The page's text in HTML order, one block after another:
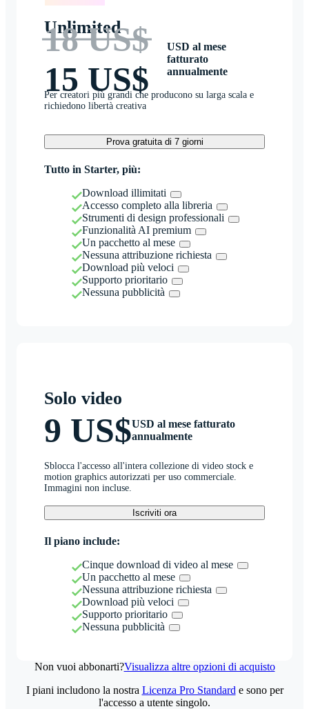
Unlimited
18 US$
15 US$
USD al mese
fatturato
annualmente
Per creatori più grandi che producono su larga scala e
richiedono libertà creativa
Prova gratuita di 7 giorni
Tutto in Starter, più:
Download illimitati
Accesso completo alla libreria
Strumenti di design professionali
Funzionalità AI premium
Un pacchetto al mese
Nessuna attribuzione richiesta
Download più veloci
Supporto prioritario
Nessuna pubblicità
Solo video
9 US$USD al mese fatturato
annualmente
Sblocca l'accesso all'intera collezione di video stock e
motion graphics autorizzati per uso commerciale.
Immagini non incluse.
Iscriviti ora
Il piano include:
Cinque download di video al mese
Un pacchetto al mese
Nessuna attribuzione richiesta
Download più veloci
Supporto prioritario
Nessuna pubblicità
Non vuoi abbonarti?Visualizza altre opzioni di acquisto
I piani includono la nostra Licenza Pro Standard e sono per
l'accesso a utente singolo.